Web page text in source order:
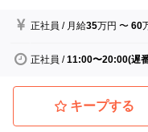
正社員 / 月給35万円 〜60
正社員 /11:00〜20:00(遅
キープする